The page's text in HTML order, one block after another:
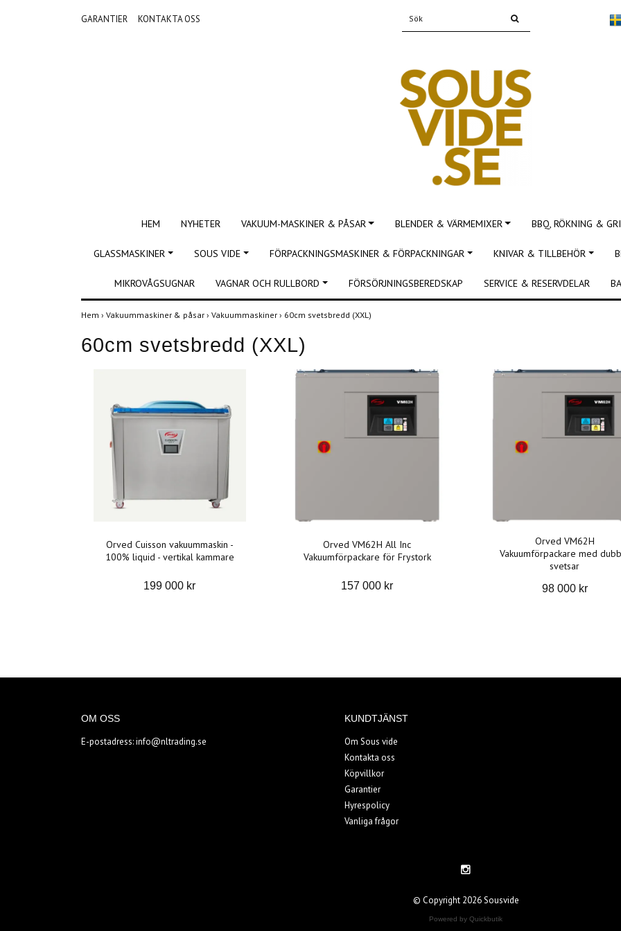
GARANTIER KONTAKTA OSS
HEM NYHETER VAKUUM-MASKINER & PÅSAR BLENDER & VÄRMEMIXER BBQ, RÖKNING &
GLASSMASKINER SOUS VIDE FÖRPACKNINGSMASKINER & FÖRPACKNINGAR KNIVAR & TILLBEHÖR
MIKROVÅGSUGNAR VAGNAR OCH RULLBORD FÖRSÖRJNINGSBEREDSKAP SERVICE & RESERVDELAR
Hem › Vakuummaskiner & påsar › Vakuummaskiner › 60cm svetsbredd (XXL)
60cm svetsbredd (XXL)
Orved Cuisson vakuummaskin -
100% liquid - vertikal kammare
199 000 kr
Orved VM62H All Inc
Vakuumförpackare för Frystork
157 000 kr
Orved VM62H
Vakuumförpackare med
svetsar
98 000 kr
OM OSS
E-postadress:info@nltrading.se
KUNDTJÄNST
Om Sous vide
Kontakta oss
Köpvillkor
Garantier
Hyrespolicy
Vanliga frågor
© Copyright 2026 Sousvide
Powered by Quickbutik